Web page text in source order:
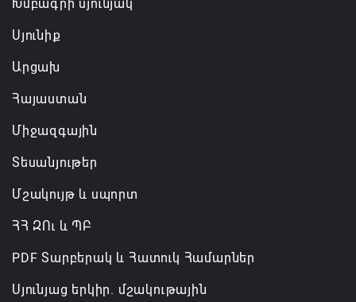
Կոչ ենք անում ՀՀ իշխանություններին` ձեռնպահ
մնալ այնպիսի քայլերից, որոնք կարող են
կայունությունը. եպիսկոպոսների
հայտարարությունը
Խմբագրի սյունյակ
Սյունիք
Արցախ
Հայաստան
Միջազգային
Տեսանյութեր
Մշակույթ և սպորտ
ՀՀ ԶՈւ և ՊԲ
PDF Տարբերակ և Հատուկ Համարներ
Սյունյաց երկիր. մշակութային